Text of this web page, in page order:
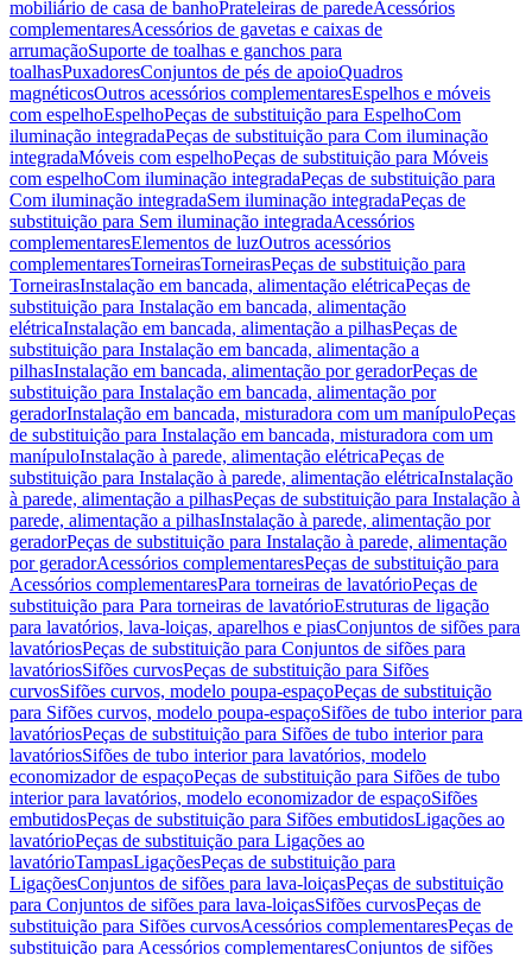
mobiliário de casa de banhoPrateleiras de paredeAcessórios
complementaresAcessórios de gavetas e caixas de
arrumaçãoSuporte de toalhas e ganchos para
toalhasPuxadoresConjuntos de pés de apoioQuadros
magnéticosOutros acessórios complementaresEspelhos e móveis
com espelhoEspelhoPeças de substituição para EspelhoCom
iluminação integradaPeças de substituição para Com iluminação
integradaMóveis com espelhoPeças de substituição para Móveis
com espelhoCom iluminação integradaPeças de substituição para
Com iluminação integradaSem iluminação integradaPeças de
substituição para Sem iluminação integradaAcessórios
complementaresElementos de luzOutros acessórios
complementaresTorneirasTorneirasPeças de substituição para
TorneirasInstalação em bancada, alimentação elétricaPeças de
substituição para Instalação em bancada, alimentação
elétricaInstalação em bancada, alimentação a pilhasPeças de
substituição para Instalação em bancada, alimentação a
pilhasInstalação em bancada, alimentação por geradorPeças de
substituição para Instalação em bancada, alimentação por
geradorInstalação em bancada, misturadora com um manípuloPeças
de substituição para Instalação em bancada, misturadora com um
manípuloInstalação à parede, alimentação elétricaPeças de
substituição para Instalação à parede, alimentação elétricaInstalação
à parede, alimentação a pilhasPeças de substituição para Instalação à
parede, alimentação a pilhasInstalação à parede, alimentação por
geradorPeças de substituição para Instalação à parede, alimentação
por geradorAcessórios complementaresPeças de substituição para
Acessórios complementaresPara torneiras de lavatórioPeças de
substituição para Para torneiras de lavatórioEstruturas de ligação
para lavatórios, lava-loiças, aparelhos e piasConjuntos de sifões para
lavatóriosPeças de substituição para Conjuntos de sifões para
lavatóriosSifões curvosPeças de substituição para Sifões
curvosSifões curvos, modelo poupa-espaçoPeças de substituição
para Sifões curvos, modelo poupa-espaçoSifões de tubo interior para
lavatóriosPeças de substituição para Sifões de tubo interior para
lavatóriosSifões de tubo interior para lavatórios, modelo
economizador de espaçoPeças de substituição para Sifões de tubo
interior para lavatórios, modelo economizador de espaçoSifões
embutidosPeças de substituição para Sifões embutidosLigações ao
lavatórioPeças de substituição para Ligações ao
lavatórioTampasLigaçõesPeças de substituição para
LigaçõesConjuntos de sifões para lava-loiçasPeças de substituição
para Conjuntos de sifões para lava-loiçasSifões curvosPeças de
substituição para Sifões curvosAcessórios complementaresPeças de
substituição para Acessórios complementaresConjuntos de sifões